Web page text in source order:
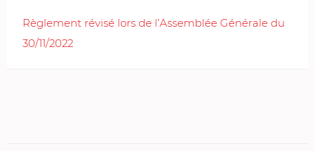
Règlement révisé lors de l’Assemblée Générale du
30/11/2022